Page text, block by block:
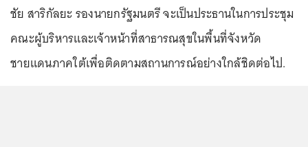
ชัย สาริกัลยะ รองนายกรัฐมนตรี จะเป็นประธานในการประชุม
คณะผู้บริหารและเจ้าหน้าที่สาธารณสุขในพื้นที่จังหวัด
ชายแดนภาคใต้เพื่อติดตามสถานการณ์อย่างใกล้ชิดต่อไป.